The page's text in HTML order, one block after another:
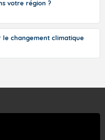
votre région ?
le changement climatique